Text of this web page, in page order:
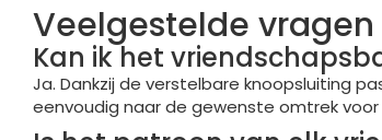
Veelgestelde
Kan ik het
Ja. Dankzij de verstelbare knoopsluiting
eenvoudig naar de gewenste omtrek